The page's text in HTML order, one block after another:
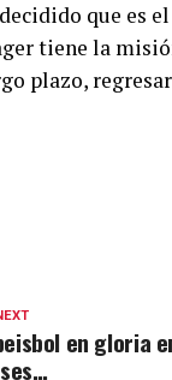
que es
tiene la
plazo,
en gloria